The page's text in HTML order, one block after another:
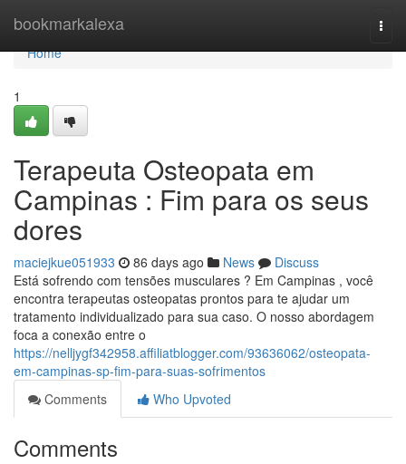
bookmarkalexa
Home
Home
1
Terapeuta Osteopata em
Campinas : Fim para os seus
dores
maciejkue051933 86 days ago News
Discuss
Está sofrendo com tensões musculares ? Em Campinas , você
encontra terapeutas osteopatas prontos para te ajudar um
tratamento individualizado para sua caso. O nosso abordagem
foca a conexão entre o
https://nelljygf342958.affiliatblogger.com/93636062/osteopata-
em-campinas-sp-fim-para-suas-sofrimentos
Comments
Who Upvoted
Comments